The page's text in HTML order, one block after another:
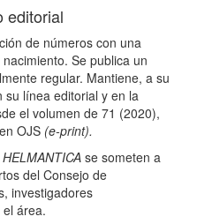
editorial
de números con una
Se publica un
regular. Mantiene, a su
su línea editorial y en la
el volumen de 71 (2020),
OJS (e-print).
HELMANTICA se someten a
del Consejo de
investigadores
área.